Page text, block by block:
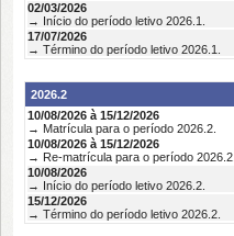
02/03/2026
→ Início do período letivo 2026.1.
17/07/2026
→ Término do período letivo 2026.1.
2026.2
10/08/2026 à 15/12/2026
→ Matrícula para o período 2026.2.
10/08/2026 à 15/12/2026
→ Re-matrícula para o período 2026.2.
10/08/2026
→ Início do período letivo 2026.2.
15/12/2026
→ Término do período letivo 2026.2.